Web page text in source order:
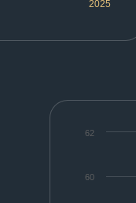
2025
60
62